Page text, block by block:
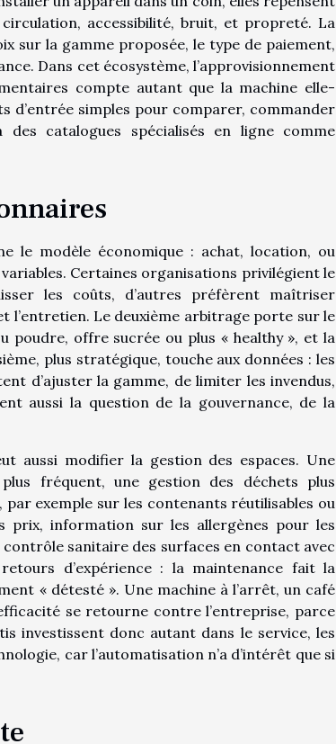
accessibilité, bruit, et propreté. La
sur la gamme proposée, le type de paiement,
Dans cet écosystème, l’approvisionnement
compte autant que la machine elle-
d’entrée simples pour comparer, commander
catalogues spécialisés en ligne comme
le modèle économique : achat, location, ou
Certaines organisations privilégient le
les coûts, d’autres préfèrent maîtriser
l’entretien. Le deuxième arbitrage porte sur le
poudre, offre sucrée ou plus « healthy », et la
plus stratégique, touche aux données : les
d’ajuster la gamme, de limiter les invendus,
aussi la question de la gouvernance, de la
aussi modifier la gestion des espaces. Une
fréquent, une gestion des déchets plus
exemple sur les contenants réutilisables ou
information sur les allergènes pour les
sanitaire des surfaces en contact avec
d’expérience : la maintenance fait la
« détesté ». Une machine à l’arrêt, un café
se retourne contre l’entreprise, parce
investissent donc autant dans le service, les
car l’automatisation n’a d’intérêt que si